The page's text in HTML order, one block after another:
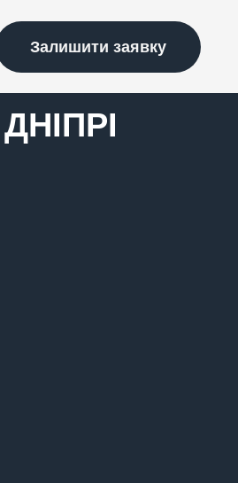
Залишити заявку